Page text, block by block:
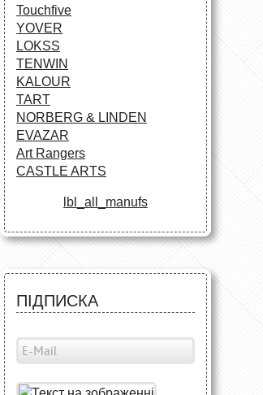
Touchfive
YOVER
LOKSS
TENWIN
KALOUR
TART
NORBERG & LINDEN
EVAZAR
Art Rangers
CASTLE ARTS
lbl_all_manufs
ПІДПИСКА